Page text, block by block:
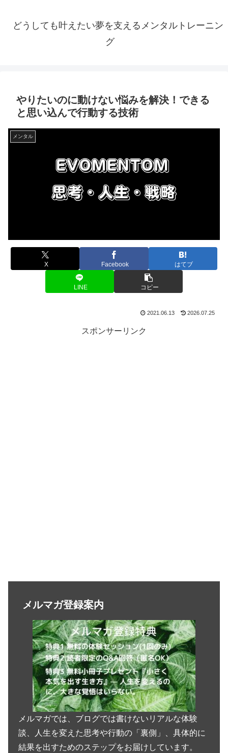
どうしても叶えたい夢を支えるメンタルトレーニン
グ
やりたいのに動けない悩みを解決！できる
と思い込んで行動する技術
メンタル
X Facebook はてブ
LINE コピー
2021.06.13 2026.07.25
スポンサーリンク
メルマガ登録案内
メルマガでは、ブログでは書けないリアルな体験
談、人生を変えた思考や行動の「裏側」、具体的に
結果を出すためのステップをお届けしています。